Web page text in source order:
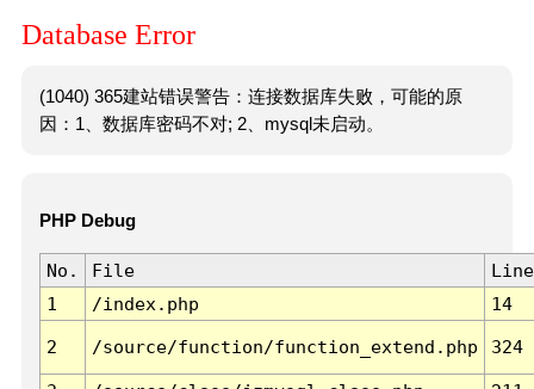
Database Error
(1040) 365建站错误警告：连接数据库失败，可能的原
因：1、数据库密码不对; 2、mysql未启动。
PHP Debug
No. File
Line
1
/index.php 14
2 /source/function/function_extend.php 324